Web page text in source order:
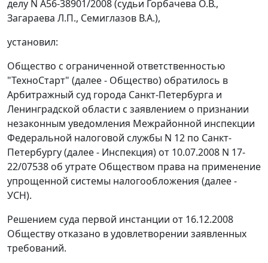
делу N А56-38901/2008 (судьи Горбачева О.В.,
Загараева Л.П., Семиглазов В.А.),
установил:
Общество с ограниченной ответственностью
"ТехноСтарт" (далее - Общество) обратилось в
Арбитражный суд города Санкт-Петербурга и
Ленинградской области с заявлением о признании
незаконным уведомления Межрайонной инспекции
Федеральной налоговой службы N 12 по Санкт-
Петербургу (далее - Инспекция) от 10.07.2008 N 17-
22/07538 об утрате Обществом права на применение
упрощенной системы налогообложения (далее -
УСН).
Решением суда первой инстанции от 16.12.2008
Обществу отказано в удовлетворении заявленных
требований.